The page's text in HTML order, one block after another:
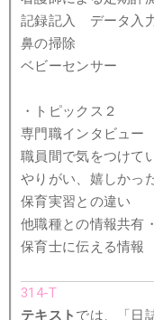
記録記入 データ入
鼻の掃除
ベビーセンサー
・トピックス２
専門職インタビュー
職員間で気をつけて
やりがい、嬉しかっ
保育実習との違い
他職種との情報共有
保育士に伝える情報
314-T
テキスト では、「日